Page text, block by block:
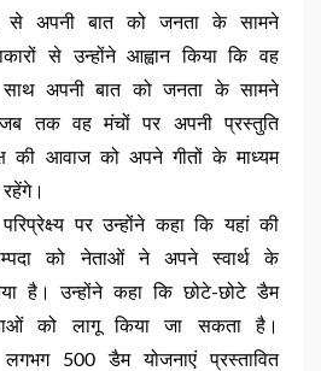
से अपनी बात को जनता के सामने
से उन्होंने आह्वान किया कि वह
के साथ अपनी बात को जनता के सामने
तक वह मंचों पर अपनी प्रस्तुति
की आवाज को अपने गीतों के माध्यम
पर उन्होंने कहा कि यहां की
को नेताओं ने अपने स्वार्थ के
है। उन्होंने कहा कि छोटे-छोटे डैम
को लागू किया जा सकता है।
500 डैम योजनाएं प्रस्तावित